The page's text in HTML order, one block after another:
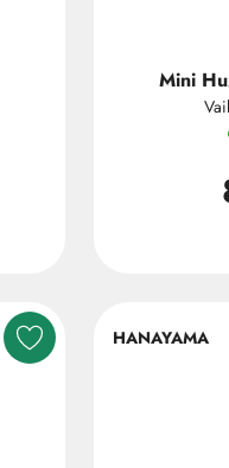
Mini
HANAYAMA